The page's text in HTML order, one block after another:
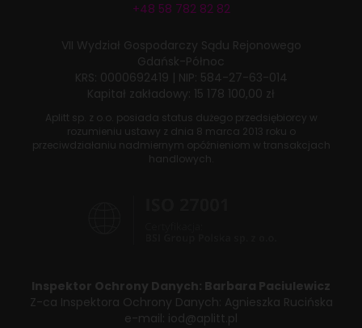
+48 58 782 82 82
VII Wydział Gospodarczy Sądu Rejonowego
Gdańsk-Północ
KRS: 0000692419 | NIP: 584-27-63-014
Kapitał zakładowy: 15 178 100,00 zł
Aplitt sp. z o.o. posiada status dużego przedsiębiorcy w
rozumieniu ustawy z dnia 8 marca 2013 roku o
przeciwdziałaniu nadmiernym opóźnieniom w transakcjach
handlowych.
Inspektor Ochrony Danych: Barbara Paciulewicz
Z-ca Inspektora Ochrony Danych: Agnieszka Rucińska
e-mail: iod@aplitt.pl